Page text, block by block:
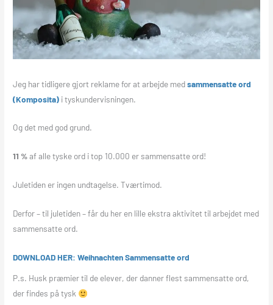
Jeg har tidligere gjort reklame for at arbejde medsammensatte ord
(Komposita) i tyskundervisningen.
Og det med god grund.
11 %af alle tyske ord i top 10.000 er sammensatte ord!
Juletiden er ingen undtagelse. Tværtimod.
Derfor – til juletiden – får du her en lille ekstra aktivitet til arbejdet med
sammensatte ord.
DOWNLOAD HER: Weihnachten Sammensatte ord
P.s. Husk præmier til de elever, der danner flest sammensatte ord,
der findes på tysk